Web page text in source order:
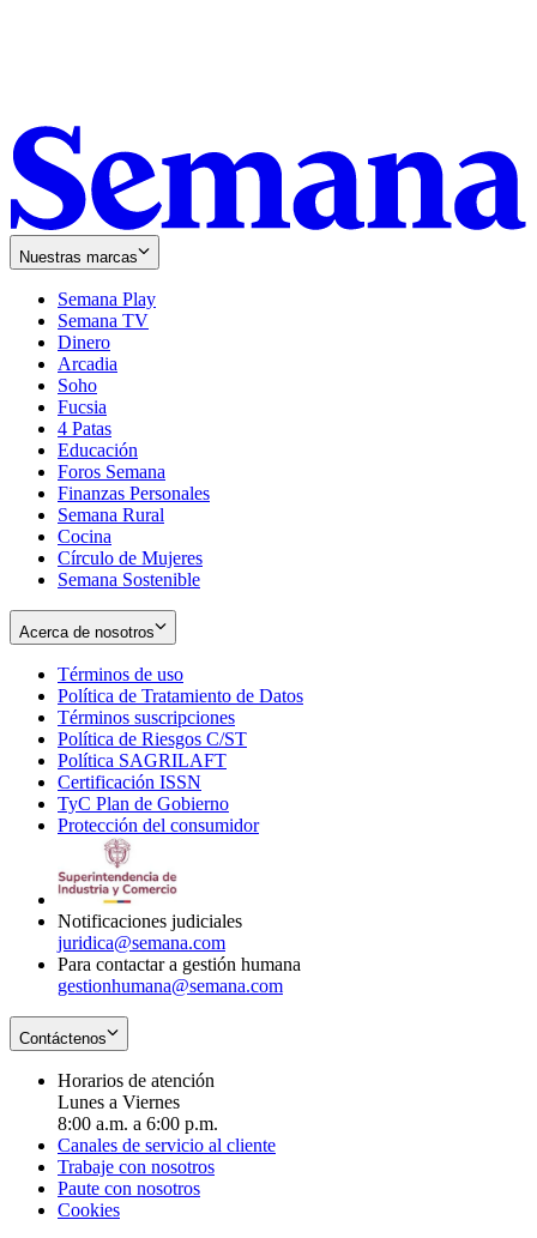
Nuestras marcas
Semana Play
Semana TV
Dinero
Arcadia
Soho
in
new
window
Fucsia
in
new
window
4 Patas
Educación
Foros Semana
Finanzas Personales
Semana Rural
Cocina
Círculo de Mujeres
Semana Sostenible
Acerca de nosotros
Términos de uso
in
new
window
Política de Tratamiento de Datos
Términos suscripciones
in
Política de Riesgos C/ST
Política SAGRILAFT
new
window
Certificación ISSN
in
new
TyC Plan de Gobierno
in
Protección del consumidorOpens
Notificaciones judiciales
juridica@semana.com
Para contactar a gestión humana
gestionhumana@semana.com
Contáctenos
Horarios de atención
Lunes a Viernes
8:00 a.m. a 6:00 p.m.
Canales de servicio al cliente
Trabaje con nosotros
Paute con nosotros
Cookies